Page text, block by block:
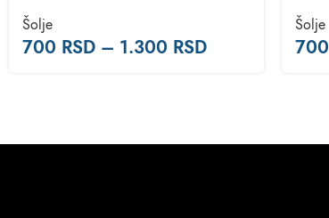
Šolje
700 RSD – 1.300 RSD
Šolje
700